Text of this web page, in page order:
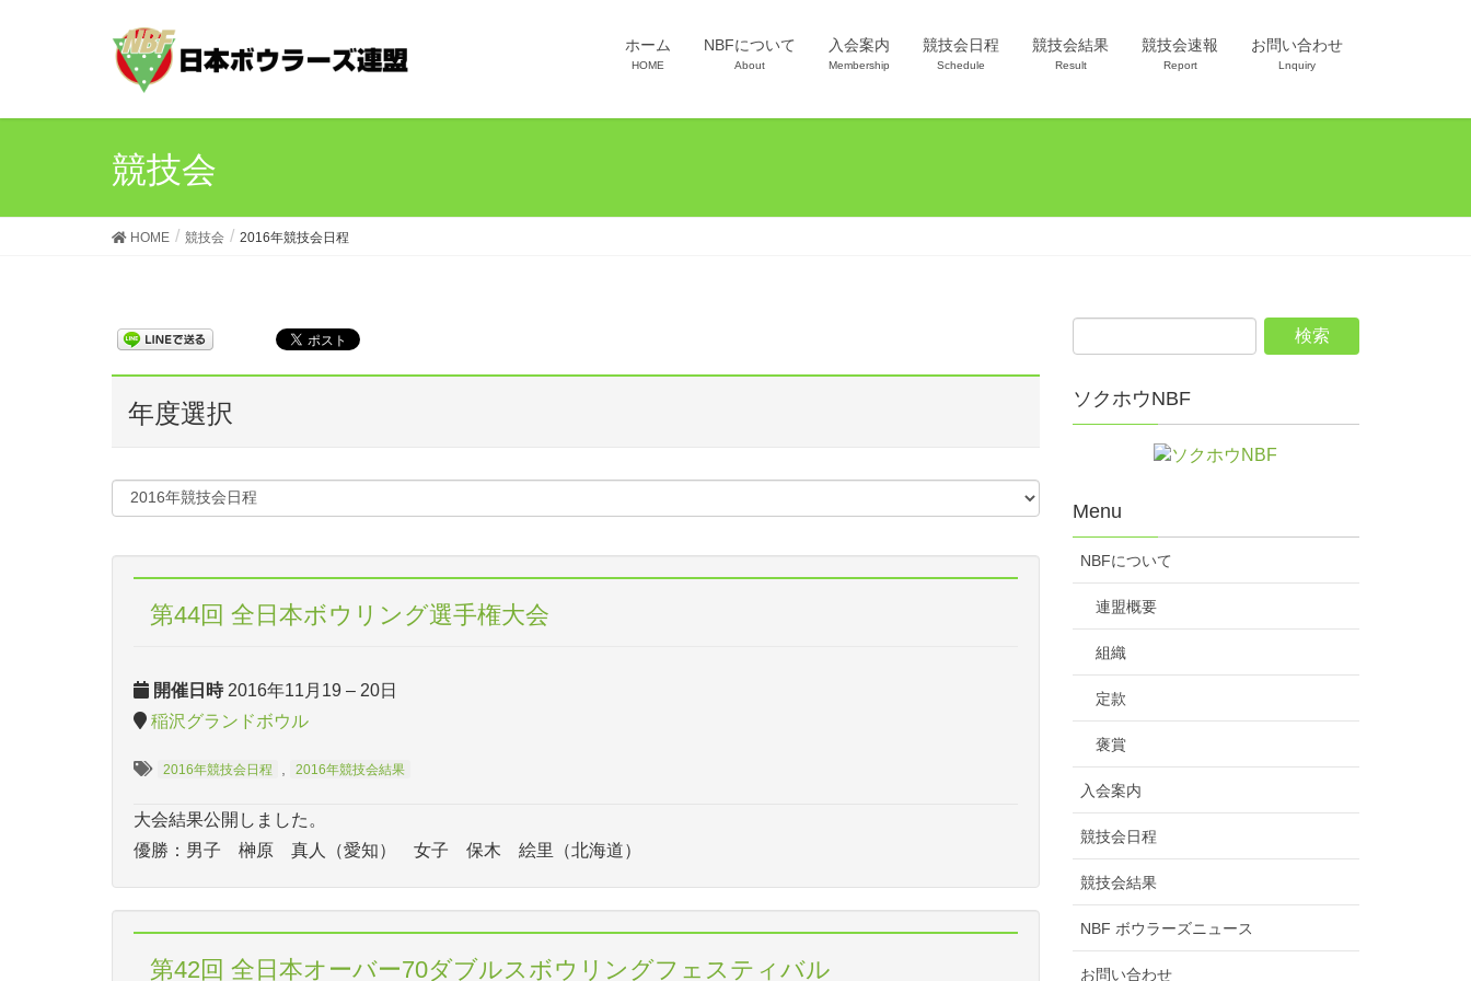
ホーム
HOME
NBFについて
About
入会案内
Membership
競技会日程
Schedule
競技会結果
Result
競技会速報
Report
お問い合わせ
Lnquiry
競技会
HOME 競技会 2016年競技会日程
年度選択
第44回 全日本ボウリング選手権大会
開催日時 2016年11月19 – 20日
稲沢グランドボウル
2016年競技会日程 , 2016年競技会結果
大会結果公開しました。
優勝：男子 榊原 真人（愛知） 女子 保木 絵里（北海道）
第42回 全日本オーバー70ダブルスボウリングフェスティバル
ソクホウNBF
Menu
NBFについて
連盟概要
組織
定款
褒賞
入会案内
競技会日程
競技会結果
NBF ボウラーズニュース
お問い合わせ